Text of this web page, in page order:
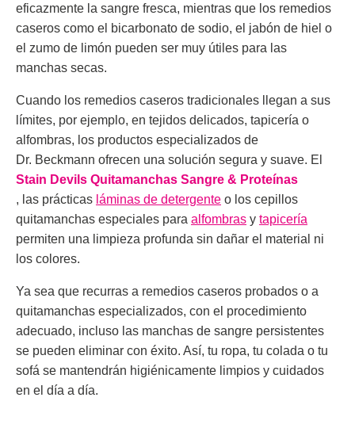
eficazmente la sangre fresca, mientras que los remedios
caseros como el bicarbonato de sodio, el jabón de hiel o
el zumo de limón pueden ser muy útiles para las
manchas secas.
Cuando los remedios caseros tradicionales llegan a sus
límites, por ejemplo, en tejidos delicados, tapicería o
alfombras, los productos especializados de
Dr. Beckmann ofrecen una solución segura y suave. El
Stain Devils Quitamanchas Sangre & Proteínas
, las prácticas láminas de detergente o los cepillos
quitamanchas especiales para alfombras y tapicería
permiten una limpieza profunda sin dañar el material ni
los colores.
Ya sea que recurras a remedios caseros probados o a
quitamanchas especializados, con el procedimiento
adecuado, incluso las manchas de sangre persistentes
se pueden eliminar con éxito. Así, tu ropa, tu colada o tu
sofá se mantendrán higiénicamente limpios y cuidados
en el día a día.